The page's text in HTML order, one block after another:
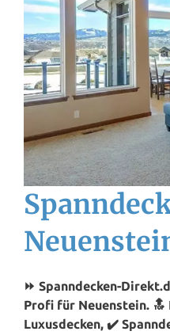
⏩ Spanndecken-
Profi für Neuenstein. 🔝
Luxusdecken, ✔️